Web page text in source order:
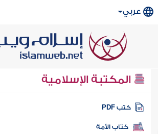
عربي
المكتبة الإسلامية
كتب PDF